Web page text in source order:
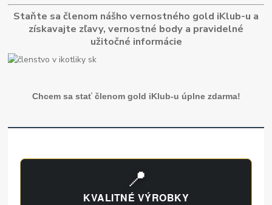
Staňte sa členom nášho vernostného gold iKlub-u a
získavajte zľavy, vernostné body a pravidelné
užitočné informácie
Chcem sa stať členom gold iKlub-u úplne zdarma!
📍
KVALITNÉ VÝROBKY